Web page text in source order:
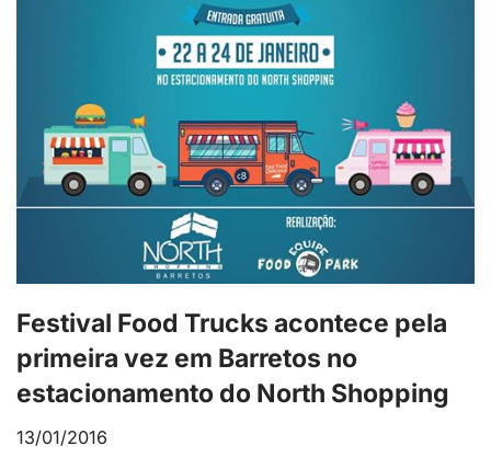
Festival Food Trucks acontece pela
primeira vez em Barretos no
estacionamento do North Shopping
13/01/2016